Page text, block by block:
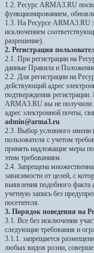
1.2. Ресурс ARMA3.RU
функционированием,
1.3. На Ресурсе ARMA3.RU
исключением
разрешение).
2. Регистрация
2.1. При регистрации на
данные Правила и
2.2. Для регистрации на
действующий адрес
подтверждения
ARMA3.RU вы не получили
адрес электронной почты,
admin@arma3.ru
2.3. Выбор условного имени
пользователя с учетом
принять надлежащие меры
этим требованиям.
2.4. Запрещена
зависимости от целей, с
выявления подобного факта
учетную запись без
посетителя.
3. Порядок поведения на
3.1. Все без исключения
следующие требования и
3.1.1. запрещается
любых видов розни,